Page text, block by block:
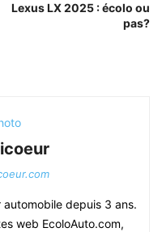
Lexus LX 2025 : écolo ou
pas?
depuis 3 ans.
web EcoloAuto.com,